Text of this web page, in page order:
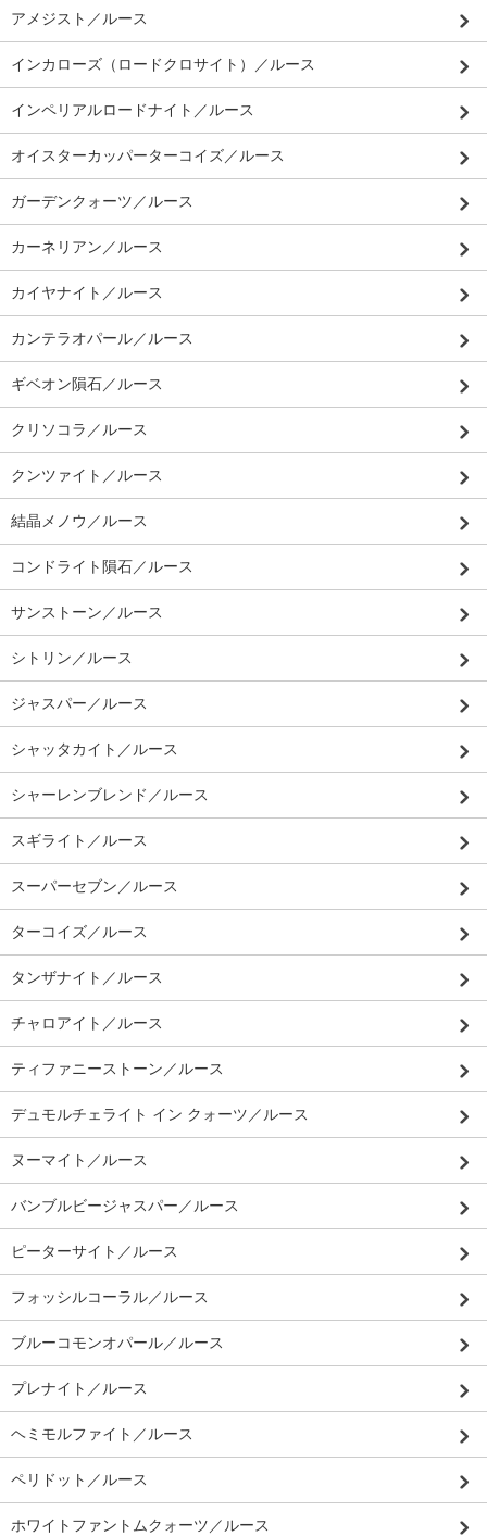
アメジスト／ルース
インカローズ（ロードクロサイト）／ルース
インペリアルロードナイト／ルース
オイスターカッパーターコイズ／ルース
ガーデンクォーツ／ルース
カーネリアン／ルース
カイヤナイト／ルース
カンテラオパール／ルース
ギベオン隕石／ルース
クリソコラ／ルース
クンツァイト／ルース
結晶メノウ／ルース
コンドライト隕石／ルース
サンストーン／ルース
シトリン／ルース
ジャスパー／ルース
シャッタカイト／ルース
シャーレンブレンド／ルース
スギライト／ルース
スーパーセブン／ルース
ターコイズ／ルース
タンザナイト／ルース
チャロアイト／ルース
ティファニーストーン／ルース
デュモルチェライト イン クォーツ／ルース
ヌーマイト／ルース
バンブルビージャスパー／ルース
ピーターサイト／ルース
フォッシルコーラル／ルース
ブルーコモンオパール／ルース
プレナイト／ルース
ヘミモルファイト／ルース
ペリドット／ルース
ホワイトファントムクォーツ／ルース